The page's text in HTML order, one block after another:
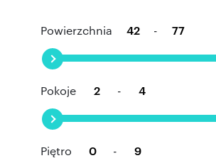
Powierzchnia -
Pokoje -
Piętro -